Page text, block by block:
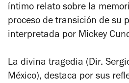
íntimo relato sobre la
proceso de transición de su
interpretada por Mickey
La divina tragedia (Dir.
México), destaca por sus